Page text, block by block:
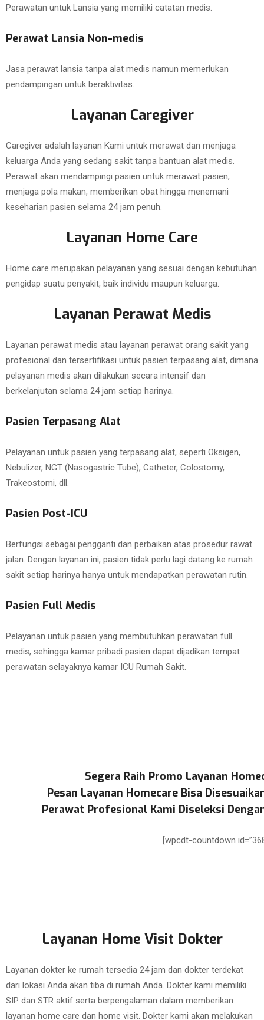
Perawatan untuk Lansia yang memiliki catatan medis.
Perawat Lansia Non-medis
Jasa perawat lansia tanpa alat medis namun memerlukan
pendampingan untuk beraktivitas.
Layanan Caregiver
Caregiver adalah layanan Kami untuk merawat dan menjaga
keluarga Anda yang sedang sakit tanpa bantuan alat medis.
Perawat akan mendampingi pasien untuk merawat pasien,
menjaga pola makan, memberikan obat hingga menemani
keseharian pasien selama 24 jam penuh.
Layanan Home Care
Home care merupakan pelayanan yang sesuai dengan kebutuhan
pengidap suatu penyakit, baik individu maupun keluarga.
Layanan Perawat Medis
Layanan perawat medis atau layanan perawat orang sakit yang
profesional dan tersertifikasi untuk pasien terpasang alat, dimana
pelayanan medis akan dilakukan secara intensif dan
berkelanjutan selama 24 jam setiap harinya.
Pasien Terpasang Alat
Pelayanan untuk pasien yang terpasang alat, seperti Oksigen,
Nebulizer, NGT (Nasogastric Tube), Catheter, Colostomy,
Trakeostomi, dll.
Pasien Post-ICU
Berfungsi sebagai pengganti dan perbaikan atas prosedur rawat
jalan. Dengan layanan ini, pasien tidak perlu lagi datang ke rumah
sakit setiap harinya hanya untuk mendapatkan perawatan rutin.
Pasien Full Medis
Pelayanan untuk pasien yang membutuhkan perawatan full
medis, sehingga kamar pribadi pasien dapat dijadikan tempat
perawatan selayaknya kamar ICU Rumah Sakit.
Segera Raih Promo Layanan
Pesan Layanan Homecare Bisa
Perawat Profesional Kami Diseleksi
[wpcdt-countdown
Layanan Home Visit Dokter
Layanan dokter ke rumah tersedia 24 jam dan dokter terdekat
dari lokasi Anda akan tiba di rumah Anda. Dokter kami memiliki
SIP dan STR aktif serta berpengalaman dalam memberikan
layanan home care dan home visit. Dokter kami akan melakukan